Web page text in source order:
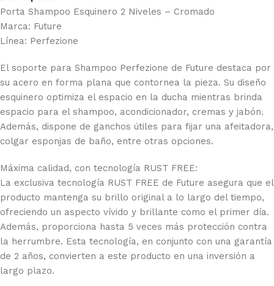
Porta Shampoo Esquinero 2 Niveles – Cromado
Marca: Future
Línea: Perfezione
El soporte para Shampoo Perfezione de Future destaca por
su acero en forma plana que contornea la pieza. Su diseño
esquinero optimiza el espacio en la ducha mientras brinda
espacio para el shampoo, acondicionador, cremas y jabón.
Además, dispone de ganchos útiles para fijar una afeitadora,
colgar esponjas de baño, entre otras opciones.
Máxima calidad, con tecnología RUST FREE:
La exclusiva tecnología RUST FREE de Future asegura que el
producto mantenga su brillo original a lo largo del tiempo,
ofreciendo un aspecto vívido y brillante como el primer día.
Además, proporciona hasta 5 veces más protección contra
la herrumbre. Esta tecnología, en conjunto con una garantía
de 2 años, convierten a este producto en una inversión a
largo plazo.